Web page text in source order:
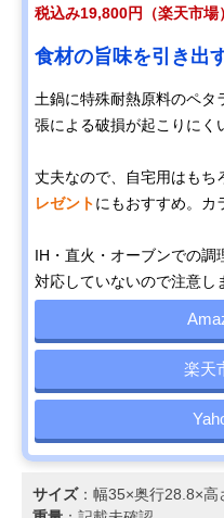
税込み19,800円（楽天市場
食材の旨味を引き出
土鍋に特殊耐熱原料のペタ
張による破損が起こりにく
丈夫なので、自宅用はもち
レゼントにもおすすめ。カ
IH・直火・オーブンでの調
対応していないので注意し
楽天
サイズ：幅35×奥行28.8×高